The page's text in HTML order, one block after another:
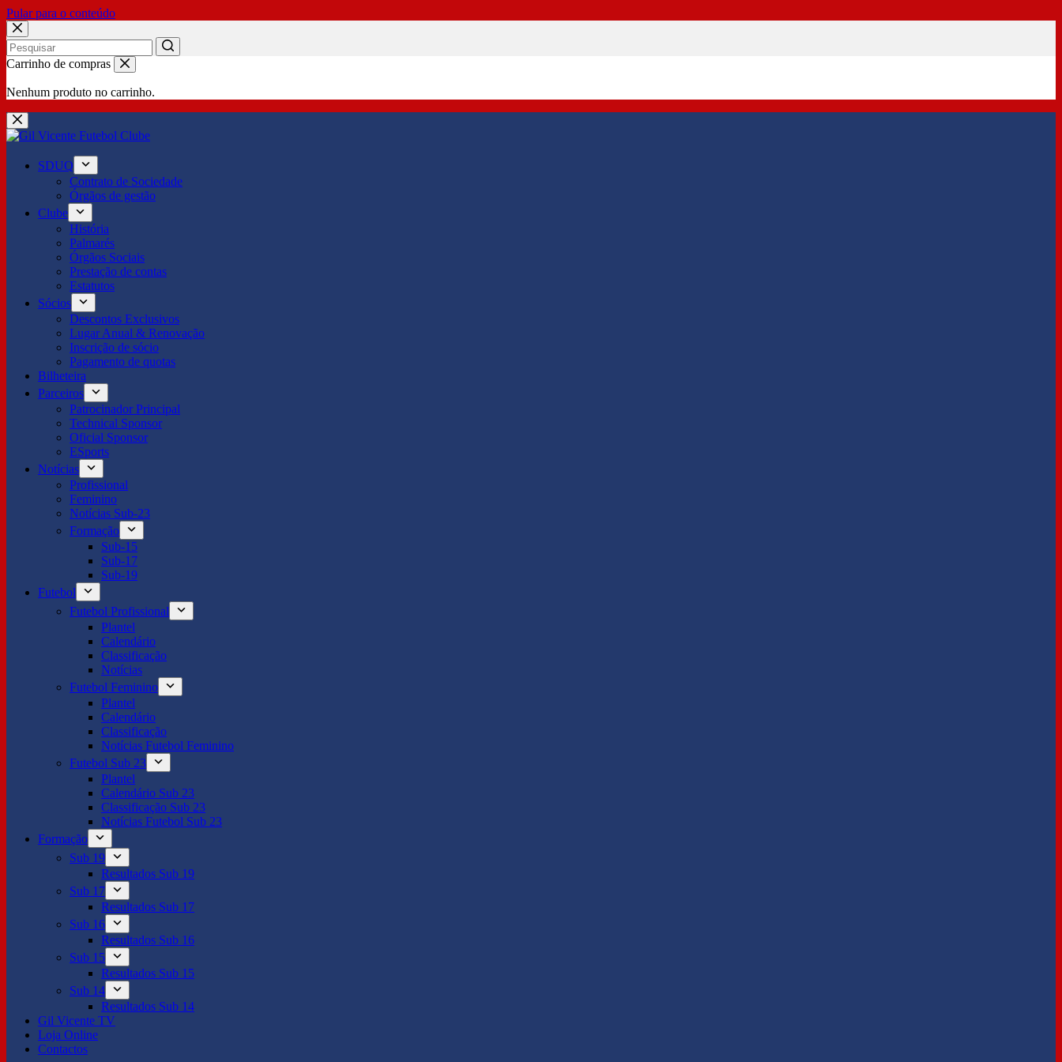
Pular para o conteúdo
No
Carrinho de compras
Nenhum produto no carrinho.
SDUQ
Contrato de Sociedade
Órgãos de gestão
Clube
História
Palmarés
Órgãos Sociais
Prestação de contas
Estatutos
Sócios
Descontos Exclusivos
Lugar Anual & Renovação
Inscrição de sócio
Pagamento de quotas
Bilheteira
Parceiros
Patrocinador Principal
Technical Sponsor
Oficial Sponsor
ESports
Notícias
Profissional
Feminino
Notícias Sub-23
Formação
Sub-15
Sub-17
Sub-19
Futebol
Futebol Profissional
Plantel
Calendário
Classificação
Notícias
Futebol Feminino
Plantel
Calendário
Classificação
Notícias Futebol Feminino
Futebol Sub 23
Plantel
Calendário Sub 23
Classificação Sub 23
Notícias Futebol Sub 23
Formação
Sub 19
Resultados Sub 19
Sub 17
Resultados Sub 17
Sub 16
Resultados Sub 16
Sub 15
Resultados Sub 15
Sub 14
Resultados Sub 14
Gil Vicente TV
Loja Online
Contactos